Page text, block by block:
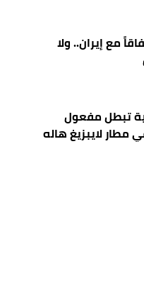
مع إيران.. ولا
تبطل مفعول
مطار لايبزيغ هاله